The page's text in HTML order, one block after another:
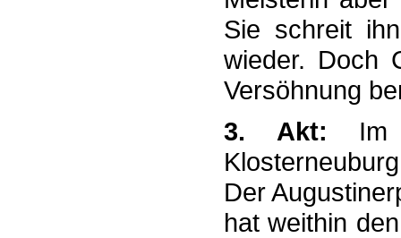
Sie schreit
wieder. Doch
Versöhnung
3. Akt:
Klosterneuburg
Der
hat weithin